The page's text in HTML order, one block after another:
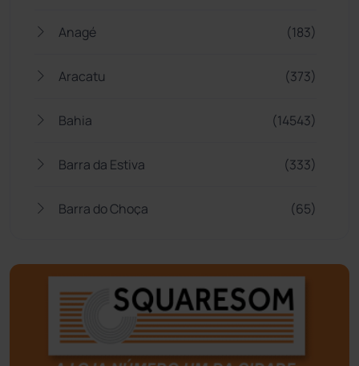
Anagé (183)
Aracatu (373)
Bahia (14543)
Barra da Estiva (333)
Barra do Choça (65)
Bom Jesus da Lapa (505)
Boquira (152)